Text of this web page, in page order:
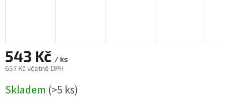
543 Kč / ks
657 Kč včetně DPH
cena:
Skladem (>5 ks)